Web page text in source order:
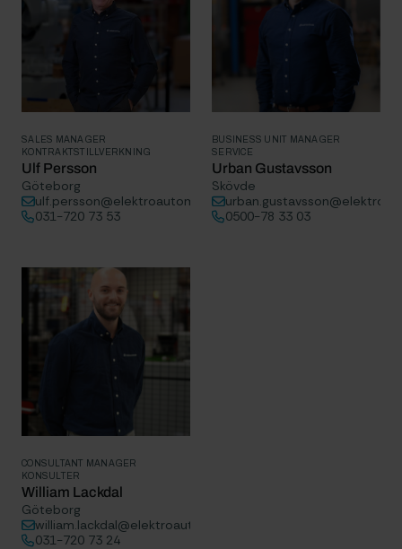
SALES MANAGER
KONTRAKTSTILLVERKNING
Ulf Persson
Göteborg
ulf.persson@elektroautomatik.se
031-720 73 53
BUSINESS UNIT MANAGER
SERVICE
Urban Gustavsson
Skövde
0500-78 33 03
CONSULTANT MANAGER
KONSULTER
William Lackdal
Göteborg
william.lackdal@elektroautomatik.se
031-720 73 24